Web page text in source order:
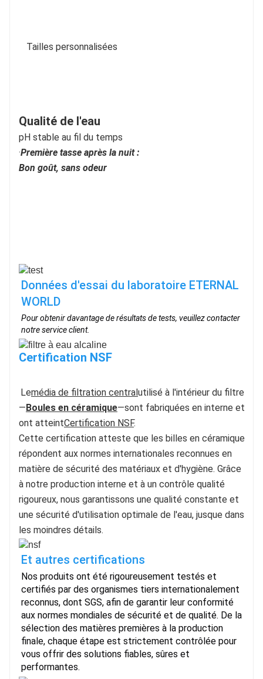
Tailles personnalisées
Qualité de l'eau
pH stable au fil du temps
·Première tasse après la nuit :
Bon goût, sans odeur
Données d'essai du laboratoire ETERNAL
WORLD
Pour obtenir davantage de résultats de tests, veuillez contacter
notre service client.
Certification NSF
Lemédia de filtration centralutilisé à l'intérieur du filtre
—Boules en céramique—sont fabriquées en interne et
ont atteintCertification NSF.
Cette certification atteste que les billes en céramique
répondent aux normes internationales reconnues en
matière de sécurité des matériaux et d'hygiène. Grâce
à notre production interne et à un contrôle qualité
rigoureux, nous garantissons une qualité constante et
une sécurité d'utilisation optimale de l'eau, jusque dans
les moindres détails.
Et autres certifications
Nos produits ont été rigoureusement testés et
certifiés par des organismes tiers internationalement
reconnus, dont SGS, afin de garantir leur conformité
aux normes mondiales de sécurité et de qualité. De la
sélection des matières premières à la production
finale, chaque étape est strictement contrôlée pour
vous offrir des solutions fiables, sûres et
performantes.